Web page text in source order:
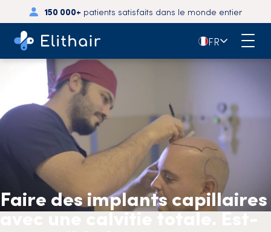
150 000+ patients satisfaits dans le monde entier
🇫🇷FR
Faire des implants capillaires
avec une calvitie totale. Est-